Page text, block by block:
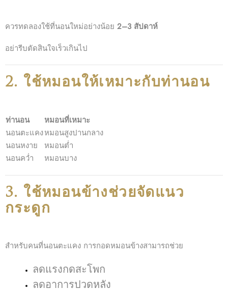
ควรทดลองใช้ที่นอนใหม่อย่างน้อย 2–3 สัปดาห์
อย่ารีบตัดสินใจเร็วเกินไป
2. ใช้หมอนให้เหมาะกับท่านอน
ท่านอน
หมอนที่เหมาะ
นอนตะแคงหมอนสูงปานกลาง
นอนหงาย
หมอนต่ำ
นอนคว่ำ
หมอนบาง
3. ใช้หมอนข้างช่วยจัดแนว
กระดูก
สำหรับคนที่นอนตะแคง การกอดหมอนข้างสามารถช่วย
ลดแรงกดสะโพก
ลดอาการปวดหลัง